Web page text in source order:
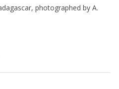
photographed by A.